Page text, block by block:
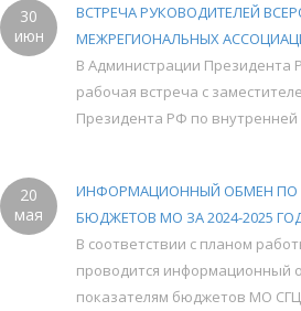
30
июн
ВСТРЕЧА РУКОВОДИТЕЛЕЙ
МЕЖРЕГИОНАЛЬНЫХ
В Администрации Президента
рабочая встреча с
Президента РФ по
20
мая
ИНФОРМАЦИОННЫЙ ОБМЕН ПО
БЮДЖЕТОВ МО ЗА 2024-2025
В соответствии с планом
проводится информационный
показателям бюджетов МО